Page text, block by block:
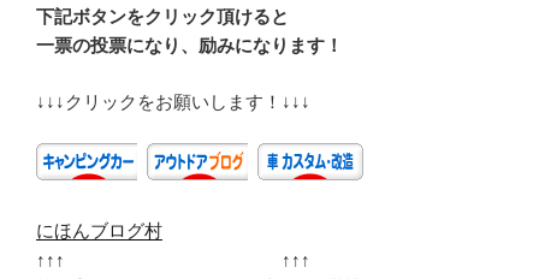
下記ボタンをクリック頂けると
一票の投票になり、励みになります！
↓↓↓クリックをお願いします！↓↓↓
にほんブログ村
↑↑↑ ↑↑↑